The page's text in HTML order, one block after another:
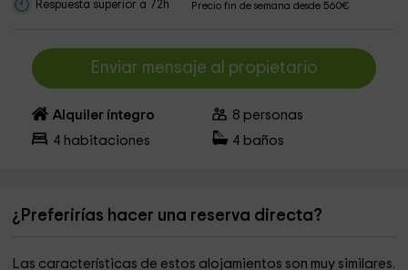
Respuesta superior a 72h Precio fin de semana desde 560€
Enviar mensaje al propietario
Alquiler íntegro 8 personas
4 habitaciones 4 baños
¿Preferirías hacer una reserva directa?
Las características de estos alojamientos son muy similares.